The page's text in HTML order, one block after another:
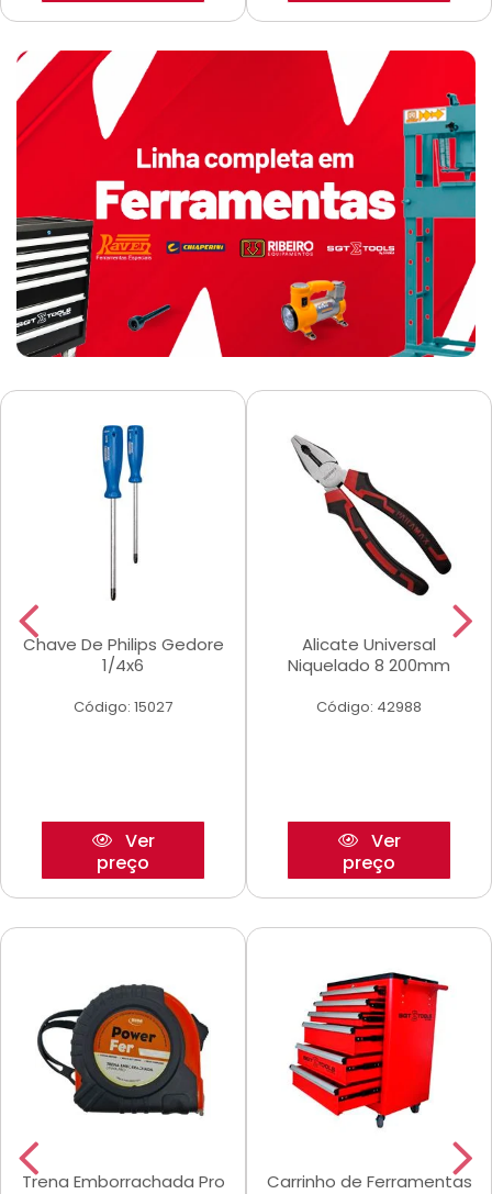
Chave De Philips Gedore
1/4x6
Código: 15027
Ver
preço
Alicate Universal
Niquelado 8 200mm
Código: 42988
Ver
preço
Trena Emborrachada Pro
Carrinho de Ferramentas